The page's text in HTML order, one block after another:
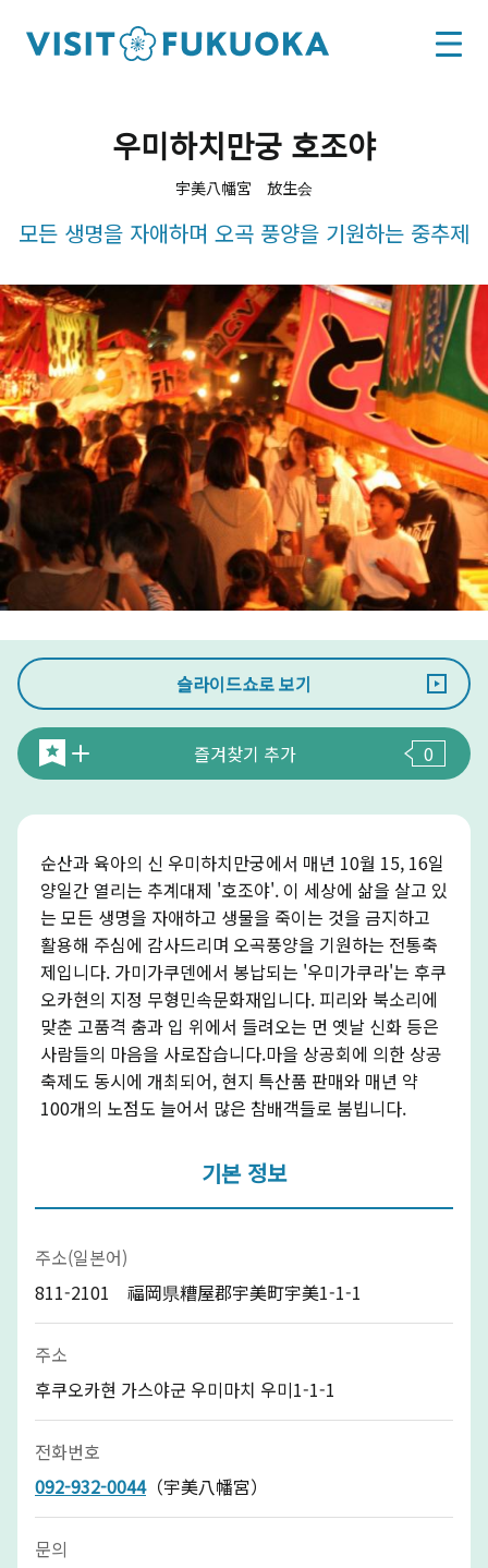
우미하치만궁 호조야
宇美八幡宮 放生会
모든 생명을 자애하며 오곡 풍양을 기원하는 중추제
슬라이드쇼로 보기
즐겨찾기 추가 0
순산과 육아의 신 우미하치만궁에서 매년 10월 15, 16일
양일간 열리는 추계대제 '호조야'. 이 세상에 삶을 살고 있
는 모든 생명을 자애하고 생물을 죽이는 것을 금지하고
활용해 주심에 감사드리며 오곡풍양을 기원하는 전통축
제입니다. 가미가쿠덴에서 봉납되는 '우미가쿠라'는 후쿠
오카현의 지정 무형민속문화재입니다. 피리와 북소리에
맞춘 고품격 춤과 입 위에서 들려오는 먼 옛날 신화 등은
사람들의 마음을 사로잡습니다.마을 상공회에 의한 상공
축제도 동시에 개최되어, 현지 특산품 판매와 매년 약
100개의 노점도 늘어서 많은 참배객들로 붐빕니다.
기본 정보
주소(일본어)
811-2101 福岡県糟屋郡宇美町宇美1-1-1
주소
후쿠오카현 가스야군 우미마치 우미1-1-1
전화번호
092-932-0044（宇美八幡宮）
문의